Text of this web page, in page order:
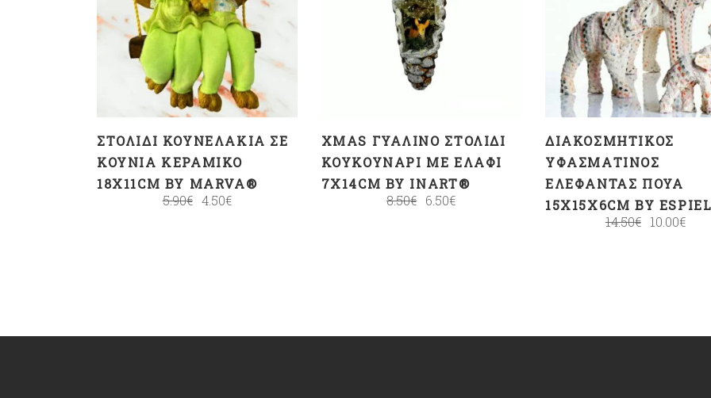
ΠΡΟΣΘΉΚΗ ΣΤΟ
ΚΑΛΆΘΙ
ΣΤΟΛΊΔΙ ΚΟΥΝΕΛΆΚΙΑ ΣΕ
ΚΟΎΝΙΑ ΚΕΡΑΜΙΚΌ
18X11CM BY MARVA®
5.90€ 4.50€
ΠΡΟΣΘΉΚΗ ΣΤΟ
ΚΑΛΆΘΙ
XMAS ΓΥΆΛΙΝΟ ΣΤΟΛΊΔΙ
ΚΟΥΚΟΥΝΆΡΙ ΜΕ ΕΛΆΦΙ
7X14CM BY INART®
8.50€ 6.50€
ΠΡΟΣΘΉΚΗ ΣΤΟ
ΚΑΛΆΘΙ
ΔΙΑΚΟΣΜΗΤΙΚΌΣ
ΥΦΑΣΜΆΤΙΝΟΣ
ΕΛΈΦΑΝΤΑΣ ΠΟΥΆ
15X15X6CM BY
14.50€ 10.00€